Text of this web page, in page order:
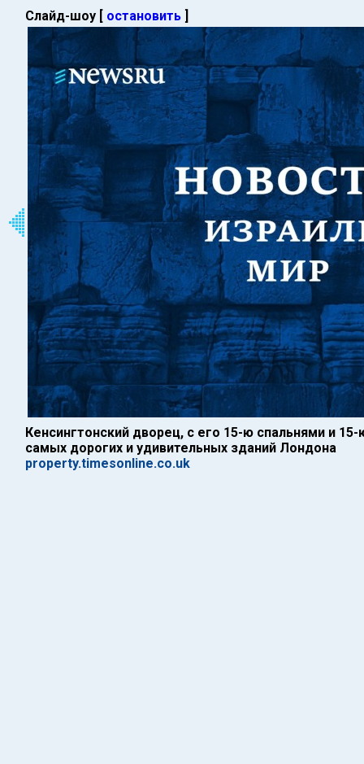
Слайд-шоу [ остановить ]
Кенсингтонский дворец, с его 15-ю спальнями и
самых дорогих и удивительных зданий Лондона
property.timesonline.co.uk